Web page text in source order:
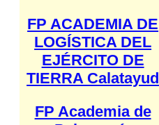
FP ACADEMIA DE
LOGÍSTICA DEL
EJÉRCITO DE
TIERRA Calatayud
FP Academia de